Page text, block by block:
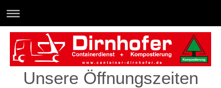
Unsere Öffnungszeiten